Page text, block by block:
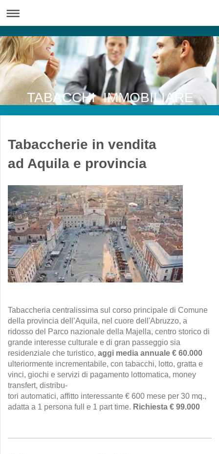
TABACCHI IMMOBILIARE
Tabaccherie in vendita
ad Aquila e provincia
Tabaccheria centralissima sul corso principale di Comune
della provincia dell’Aquila, nel cuore dell'Abruzzo, a
ridosso del Parco nazionale della Majella, centro storico di
grande interesse culturale e di gran passeggio sia
residenziale che turistico, aggi media annuale € 60.000
ulteriormente incrementabile, con tabacchi, lotto, gratta e
vinci, giochi e servizi di pagamento lottomatica, money
transfert, distribu-
tori automatici, affitto interessante € 600 mese per 30 mq.,
adatta a 1 persona full e 1 part time. Richiesta € 99.000